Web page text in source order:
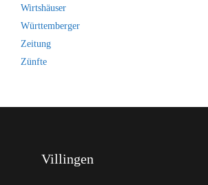
Wirtshäuser
Württemberger
Zeitung
Zünfte
Villingen